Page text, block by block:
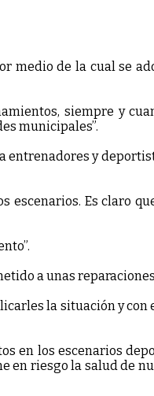
medio de la cual se
siempre y
municipales”.
entrenadores y
escenarios. Es claro
a unas
la situación y
en los escenarios
en riesgo la salud de